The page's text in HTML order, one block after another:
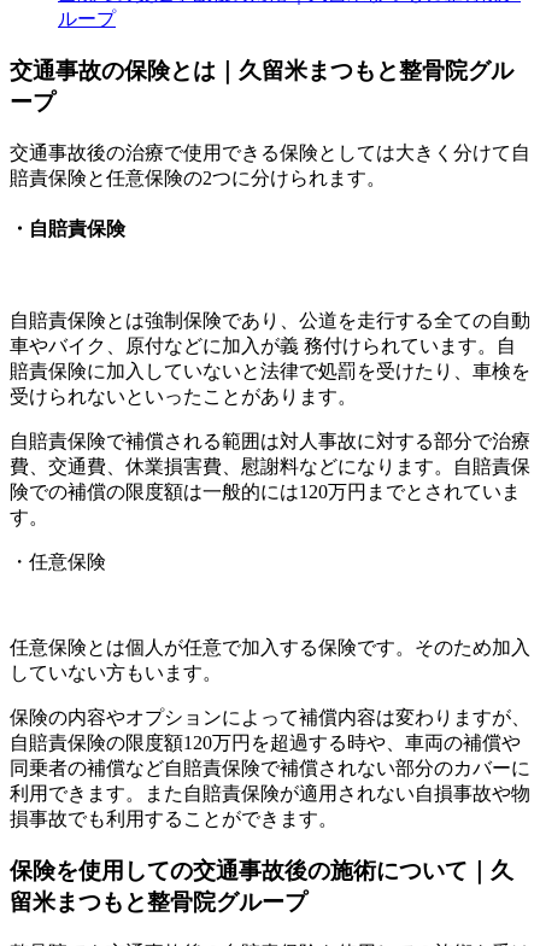
ループ
交通事故の保険とは｜久留米まつもと整骨院グル
ープ
交通事故後の治療で使用できる保険としては大きく分けて自
賠責保険と任意保険の2つに分けられます。
・自賠責保険
自賠責保険とは強制保険であり、公道を走行する全ての自動
車やバイク、原付などに加入が義 務付けられています。自
賠責保険に加入していないと法律で処罰を受けたり、車検を
受けられないといったことがあります。
自賠責保険で補償される範囲は対人事故に対する部分で治療
費、交通費、休業損害費、慰謝料などになります。自賠責保
険での補償の限度額は一般的には120万円までとされていま
す。
・任意保険
任意保険とは個人が任意で加入する保険です。そのため加入
していない方もいます。
保険の内容やオプションによって補償内容は変わりますが、
自賠責保険の限度額120万円を超過する時や、車両の補償や
同乗者の補償など自賠責保険で補償されない部分のカバーに
利用できます。また自賠責保険が適用されない自損事故や物
損事故でも利用することができます。
保険を使用しての交通事故後の施術について｜久
留米まつもと整骨院グループ